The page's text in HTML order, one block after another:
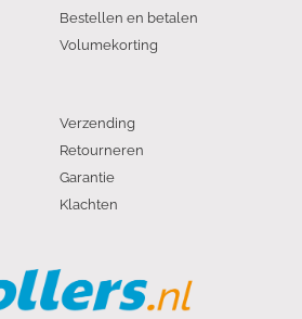
Bestellen en betalen
Volumekorting
Verzending
Retourneren
Garantie
Klachten